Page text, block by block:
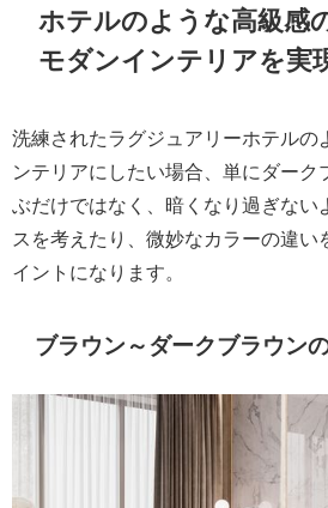
ホテルのような高級感
モダンインテリアを実
洗練されたラグジュアリーホテルの
ンテリアにしたい場合、単にダーク
ぶだけではなく、暗くなり過ぎない
スを考えたり、微妙なカラーの違い
イントになります。
ブラウン～ダークブラウン